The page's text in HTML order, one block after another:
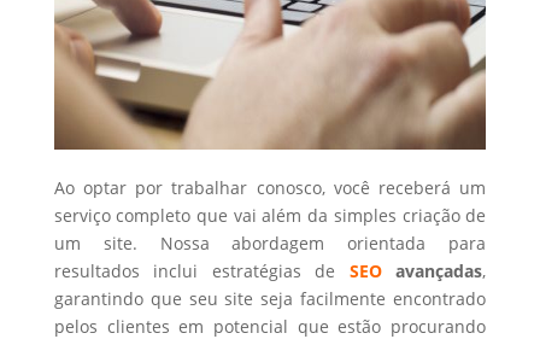
Ao optar por trabalhar conosco, você receberá um
serviço completo que vai além da simples criação de
um site. Nossa abordagem orientada para
resultados inclui estratégias de SEOavançadas,
garantindo que seu site seja facilmente encontrado
pelos clientes em potencial que estão procurando